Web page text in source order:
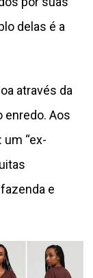
delas é a
através da
enredo. Aos
“ex-
e